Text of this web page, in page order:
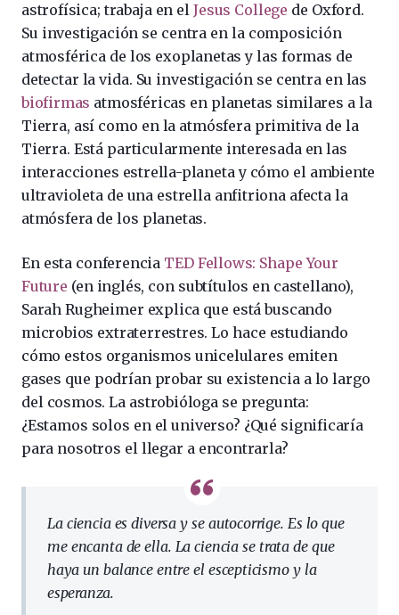
astrofísica; trabaja en elJesus College de Oxford.
Su investigación se centra en la composición
atmosférica de los exoplanetas y las formas de
detectar la vida. Su investigación se centra en las
biofirmas atmosféricas en planetas similares a la
Tierra, así como en la atmósfera primitiva de la
Tierra. Está particularmente interesada en las
interacciones estrella-planeta y cómo el ambiente
ultravioleta de una estrella anfitriona afecta la
atmósfera de los planetas.
En esta conferencia TED Fellows: Shape Your
Future (en inglés, con subtítulos en castellano),
Sarah Rugheimer explica que está buscando
microbios extraterrestres. Lo hace estudiando
cómo estos organismos unicelulares emiten
gases que podrían probar su existencia a lo largo
del cosmos. La astrobióloga se pregunta:
¿Estamos solos en el universo? ¿Qué significaría
para nosotros el llegar a encontrarla?
La ciencia es diversa y se autocorrige. Es lo que
me encanta de ella. La ciencia se trata de que
haya un balance entre el escepticismo y la
esperanza.